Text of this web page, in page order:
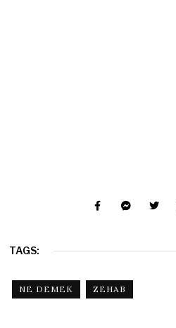
TAGS:
NE DEMEK ZEHAB